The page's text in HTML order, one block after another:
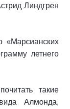
Линдгрен
такие
Алмонда,